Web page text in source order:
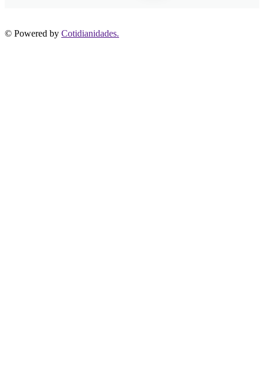
© Powered by Cotidianidades.